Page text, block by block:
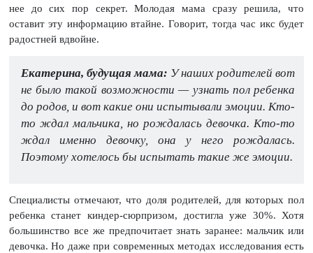
нее до сих пор секрет. Молодая мама сразу решила, что
оставит эту информацию втайне. Говорит, тогда час икс будет
радостней вдвойне.
Екатерина, будущая мама: У наших родителей вот
не было такой возможности — узнать пол ребенка
до родов, и вот какие они испытывали эмоции. Кто-
то ждал мальчика, но рождалась девочка. Кто-то
ждал именно девочку, она у него рождалась.
Поэтому хотелось бы испытать такие же эмоции.
Специалисты отмечают, что доля родителей, для которых пол
ребенка станет киндер-сюрпризом, достигла уже 30%. Хотя
большинство все же предпочитает знать заранее: мальчик или
девочка. Но даже при современных методах исследования есть